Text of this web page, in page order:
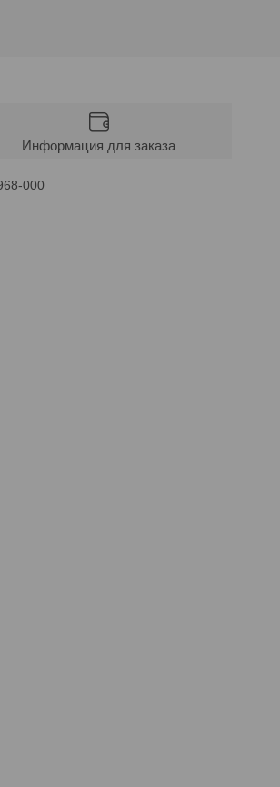
Информация для заказа
000